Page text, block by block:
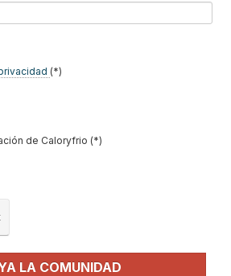
Acepto lapolítica de privacidad
Enviar
(*)
de Caloryfrio (*)
LA COMUNIDAD